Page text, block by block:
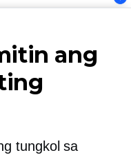
ang
tungkol sa